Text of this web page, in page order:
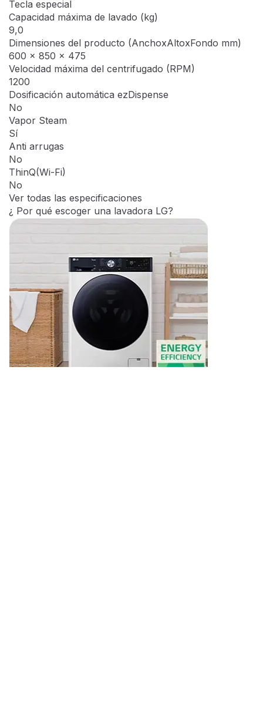
Resumen
Capacidad máx. lavado (kg)
9,0
Dimensiones del producto (AnchoxAltoxFondo mm)
600 x 850 x 475
CLASE DE EFICIENCIA ENERGÉTICA (LAVADO)
Un 10% más eficiente que A
AI DD - DIRECT DRIVE CON INTELIGENCIA
ARTIFICIAL
Si
Tecla especial
Capacidad máxima de lavado (kg)
9,0
Dimensiones del producto (AnchoxAltoxFondo mm)
600 x 850 x 475
Velocidad máxima del centrifugado (RPM)
1200
Dosificación automática ezDispense
Sí
No
ThinQ(Wi-Fi)
No
Ver todas las especificaciones
¿ Por qué escoger una lavadora LG?​